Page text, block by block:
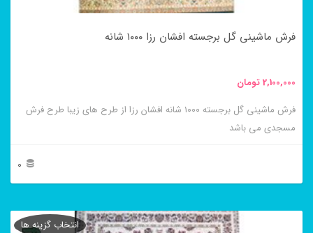
صفحه
انتخاب
شوند
فرش ماشینی گل برجسته افشان رزا ۱۰۰۰ شانه
2,100,000تومان
فرش ماشینی گل برجسته ۱۰۰۰ شانه افشان رزا از طرح های زیبا طرح فرش
مسجدی می باشد
0
محصول
انتخاب گزینه ها